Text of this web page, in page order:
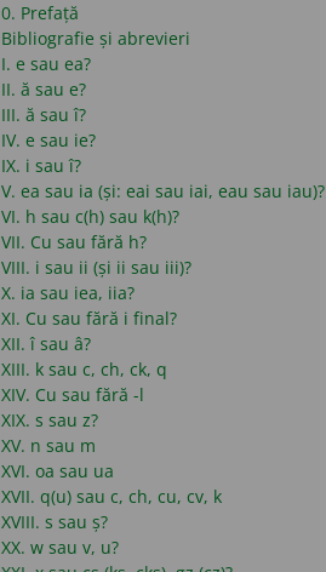
0. Prefață
Bibliografie și abrevieri
I. e sau ea?
II. ă sau e?
III. ă sau î?
IV. e sau ie?
IX. i sau î?
V. ea sau ia (și: eai sau iai, eau sau iau)?
VI. h sau c(h) sau k(h)?
VII. Cu sau fără h?
VIII. i sau ii (și ii sau iii)?
X. ia sau iea, iia?
XI. Cu sau fără i final?
XII. î sau â?
XIII. k sau c, ch, ck, q
XIV. Cu sau fără -l
XIX. s sau z?
XV. n sau m
XVI. oa sau ua
XVII. q(u) sau c, ch, cu, cv, k
XVIII. s sau ș?
XX. w sau v, u?